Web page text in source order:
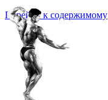
Перейти к содержимому